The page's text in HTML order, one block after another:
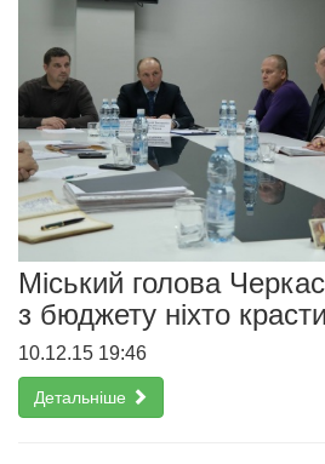
Міський голова
з бюджету ніхто
10.12.15 19:46
Детальніше